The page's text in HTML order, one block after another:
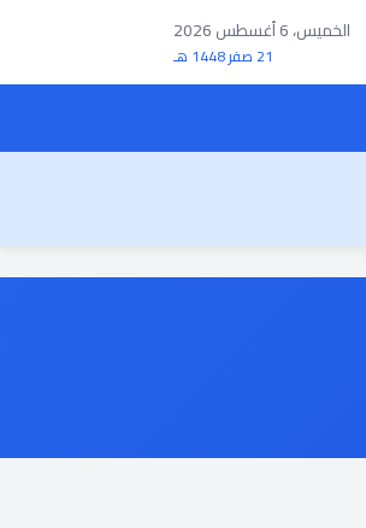
الخميس، 6 أغسطس 2026
21 صفر 1448 هـ